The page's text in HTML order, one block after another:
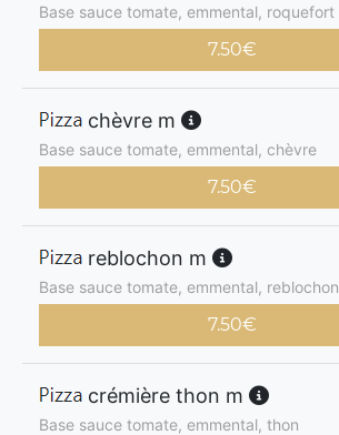
Base sauce tomate, emmental, roquefort
7.50€
chèvre m
Base sauce tomate, emmental, chèvre
7.50€
reblochon m
Base sauce tomate, emmental, reblochon
7.50€
crémière thon m
Base sauce tomate, emmental, thon